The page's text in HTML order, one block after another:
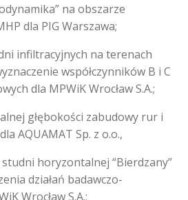
na obszarze
dla PIG Warszawa;
infiltracyjnych na terenach
współczynników B i C
dla MPWiK Wrocław S.A.;
głębokości zabudowy rur i
AQUAMAT Sp. z o.o.,
horyzontalnej “Bierdzany”
działań badawczo-
Wrocław S.A.;